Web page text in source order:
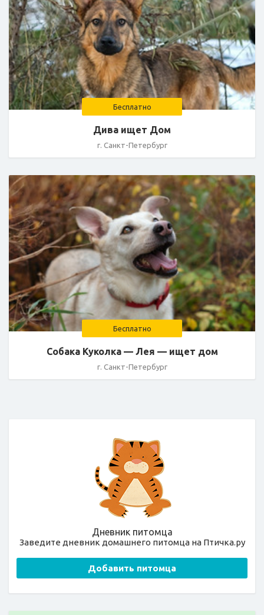
Бесплатно
Дива ищет Дом
г. Санкт-Петербург
Бесплатно
Собака Куколка — Лея — ищет дом
г. Санкт-Петербург
Дневник питомца
Заведите дневник домашнего питомца на Птичка.ру
Добавить питомца